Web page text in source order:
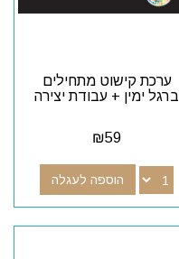
ערכת קישוט מתחילים
ברגל ימין + עבודת יצירה
₪59
הוספה לעגלה